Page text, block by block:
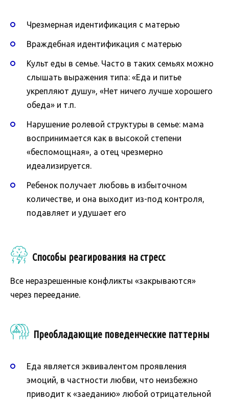
Чрезмерная идентификация с матерью
Враждебная идентификация с матерью
Культ еды в семье. Часто в таких семьях можно
слышать выражения типа: «Еда и питье
укрепляют душу», «Нет ничего лучше хорошего
обеда» и т.п.
Нарушение ролевой структуры в семье: мама
воспринимается как в высокой степени
«беспомощная», а отец чрезмерно
идеализируется.
Ребенок получает любовь в избыточном
количестве, и она выходит из-под контроля,
подавляет и удушает его
Способы реагирования на стресс
Все неразрешенные конфликты «закрываются»
через переедание.
Преобладающие поведенческие паттерны
Еда является эквивалентом проявления
эмоций, в частности любви, что неизбежно
приводит к «заеданию» любой отрицательной